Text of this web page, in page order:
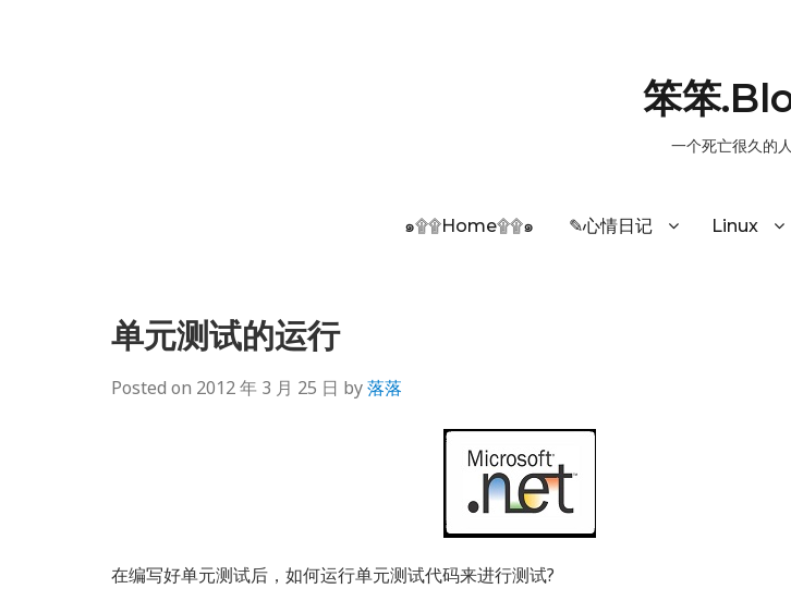
笨笨
一个死亡很久的人
๑۩۩Home۩۩๑ ✎心情日记 Linux
单元测试的运行
Posted on 2012 年 3 月 25 日 by落落
在编写好单元测试后，如何运行单元测试代码来进行测试?